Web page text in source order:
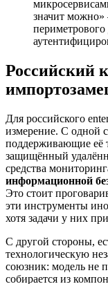
значит можно»
Российский
Для российского
измерение. С одной
поддерживающие её
защищённый
средства
информационной
Это стоит
эти инструменты
хотя задачи у них
С другой стороны,
технологическую
союзник: модель не
собирается из